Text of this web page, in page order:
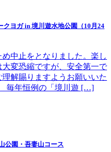
クヨガ in 境川遊水地公園（10月24
中止をとなりました。楽し
変恐縮ですが、安全第一で
解賜りますようお願いいた
毎年恒例の「境川遊 […]
公園・吾妻山コース